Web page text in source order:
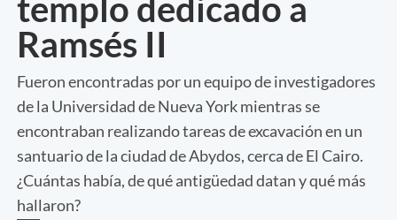
templo dedicado a
Ramsés II
Fueron encontradas por un equipo de investigadores
de la Universidad de Nueva York mientras se
encontraban realizando tareas de excavación en un
santuario de la ciudad de Abydos, cerca de El Cairo.
¿Cuántas había, de qué antigüedad datan y qué más
hallaron?